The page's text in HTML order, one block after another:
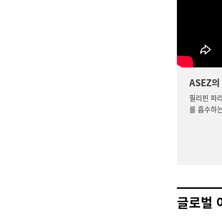
ASEZ
필리핀 파
를 흡수하
글로벌